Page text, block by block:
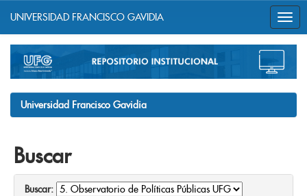
navigation
UNIVERSIDAD FRANCISCO GAVIDIA
Universidad Francisco Gavidia
Buscar
Buscar: